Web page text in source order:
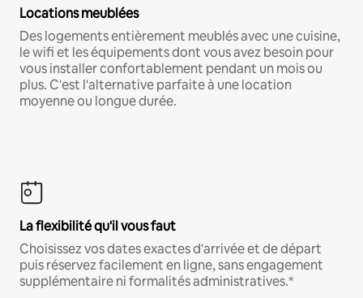
Locations meublées
Des logements entièrement meublés avec une cuisine,
le wifi et les équipements dont vous avez besoin pour
vous installer confortablement pendant un mois ou
plus. C'est l'alternative parfaite à une location
moyenne ou longue durée.
La flexibilité qu'il vous faut
Choisissez vos dates exactes d'arrivée et de départ
puis réservez facilement en ligne, sans engagement
supplémentaire ni formalités administratives.*